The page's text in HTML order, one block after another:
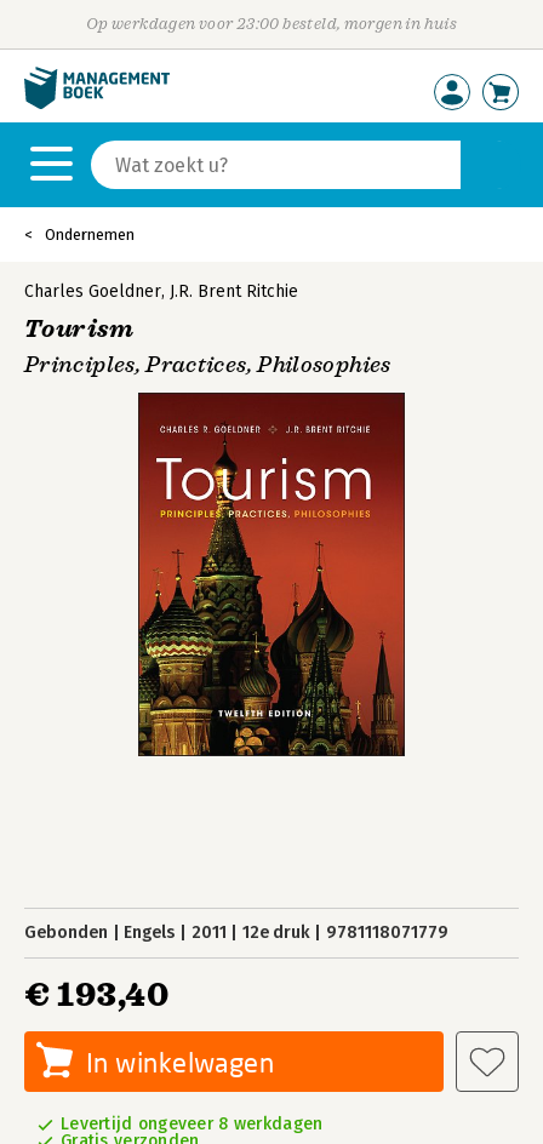
Op werkdagen voor 23:00 besteld, morgen in huis
Ondernemen
Charles Goeldner, J.R. Brent Ritchie
Tourism
Principles, Practices, Philosophies
Gebonden Engels 2011 12e druk 9781118071779
€ 193,40
In winkelwagen
Levertijd ongeveer 8 werkdagen